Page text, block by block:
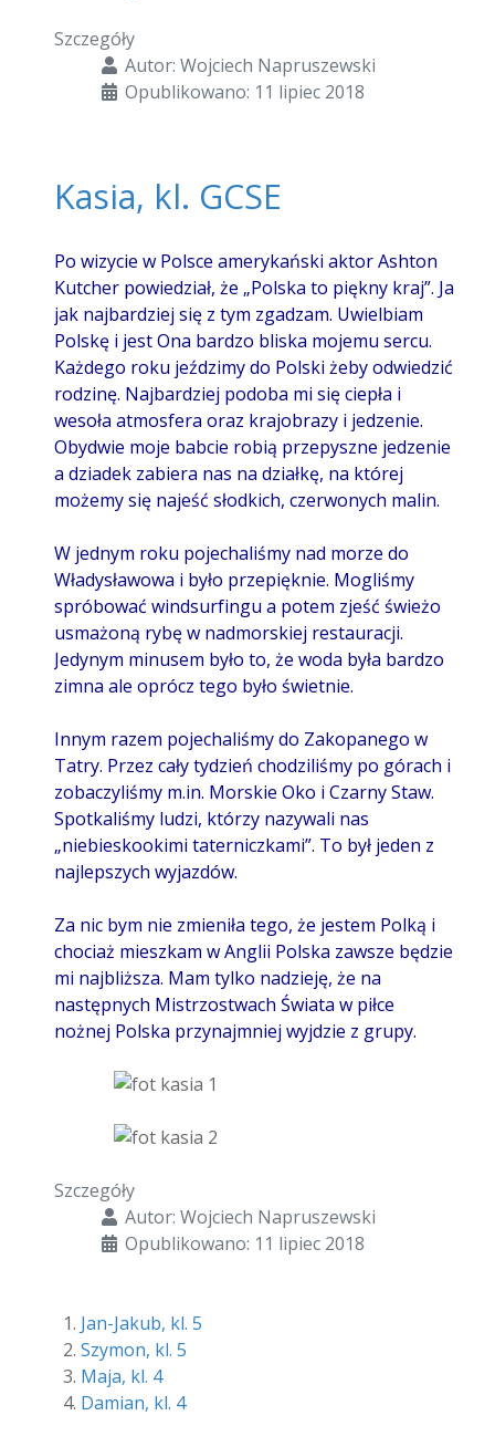
Szczegóły
Autor: Wojciech Napruszewski
Opublikowano: 11 lipiec 2018
Kasia, kl. GCSE
Po wizycie w Polsce amerykański aktor Ashton
Kutcher powiedział, że „Polska to piękny kraj”. Ja
jak najbardziej się z tym zgadzam. Uwielbiam
Polskę i jest Ona bardzo bliska mojemu sercu.
Każdego roku jeździmy do Polski żeby odwiedzić
rodzinę. Najbardziej podoba mi się ciepła i
wesoła atmosfera oraz krajobrazy i jedzenie.
Obydwie moje babcie robią przepyszne jedzenie
a dziadek zabiera nas na działkę, na której
możemy się najeść słodkich, czerwonych malin.
W jednym roku pojechaliśmy nad morze do
Władysławowa i było przepięknie. Mogliśmy
spróbować windsurfingu a potem zjeść świeżo
usmażoną rybę w nadmorskiej restauracji.
Jedynym minusem było to, że woda była bardzo
zimna ale oprócz tego było świetnie.
Innym razem pojechaliśmy do Zakopanego w
Tatry. Przez cały tydzień chodziliśmy po górach i
zobaczyliśmy m.in. Morskie Oko i Czarny Staw.
Spotkaliśmy ludzi, którzy nazywali nas
„niebieskookimi taterniczkami”. To był jeden z
najlepszych wyjazdów.
Za nic bym nie zmieniła tego, że jestem Polką i
chociaż mieszkam w Anglii Polska zawsze będzie
mi najbliższa. Mam tylko nadzieję, że na
następnych Mistrzostwach Świata w piłce
nożnej Polska przynajmniej wyjdzie z grupy.
Szczegóły
Autor: Wojciech Napruszewski
Opublikowano: 11 lipiec 2018
Jan-Jakub, kl. 5
Szymon, kl. 5
Maja, kl. 4
Damian, kl. 4